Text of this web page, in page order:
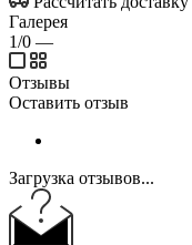
Галерея
1/0 —
Отзывы
Оставить отзыв
Загрузка отзывов...